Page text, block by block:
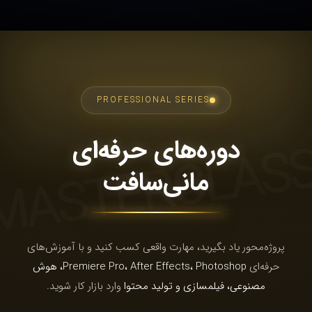
PROFESSIONAL SERIES
دوره‌های حرفه‌ای
مانی‌سافت
پروژه‌محور یاد بگیرید، مهارت واقعی کسب کنید و با آموزش‌های
حرفه‌ای
Premiere Pro، After Effects، Photoshop، هوش
مصنوعی، فیلمسازی و تولید محتوا وارد بازار کار شوید.